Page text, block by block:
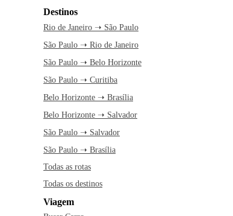
Destinos
Rio de Janeiro ➝ São Paulo
São Paulo ➝ Rio de Janeiro
São Paulo ➝ Belo Horizonte
São Paulo ➝ Curitiba
Belo Horizonte ➝ Brasília
Belo Horizonte ➝ Salvador
São Paulo ➝ Salvador
São Paulo ➝ Brasília
Todas as rotas
Todas os destinos
Viagem